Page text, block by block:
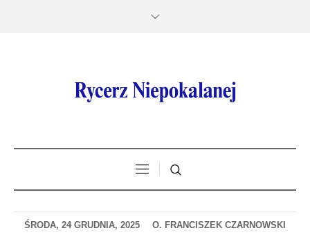
ŚRODA, 24 GRUDNIA, 2025